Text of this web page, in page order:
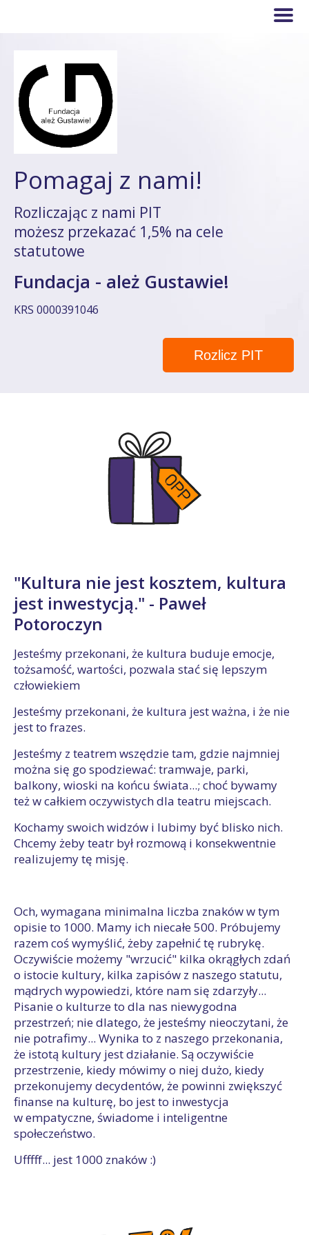
Pomagaj z nami!
Rozliczając z nami PIT
możesz przekazać 1,5% na cele
statutowe
Fundacja - ależ Gustawie!
KRS 0000391046
Rozlicz PIT
"Kultura nie jest kosztem, kultura
jest inwestycją." - Paweł
Potoroczyn
Jesteśmy przekonani, że kultura buduje emocje,
tożsamość, wartości, pozwala stać się lepszym
człowiekiem
Jesteśmy przekonani, że kultura jest ważna, i że nie
jest to frazes.
Jesteśmy z teatrem wszędzie tam, gdzie najmniej
można się go spodziewać: tramwaje, parki,
balkony, wioski na końcu świata...; choć bywamy
też w całkiem oczywistych dla teatru miejscach.
Kochamy swoich widzów i lubimy być blisko nich.
Chcemy żeby teatr był rozmową i konsekwentnie
realizujemy tę misję.
Och, wymagana minimalna liczba znaków w tym
opisie to 1000. Mamy ich niecałe 500. Próbujemy
razem coś wymyślić, żeby zapełnić tę rubrykę.
Oczywiście możemy "wrzucić" kilka okrągłych zdań
o istocie kultury, kilka zapisów z naszego statutu,
mądrych wypowiedzi, które nam się zdarzyły...
Pisanie o kulturze to dla nas niewygodna
przestrzeń; nie dlatego, że jesteśmy nieoczytani, że
nie potrafimy... Wynika to z naszego przekonania,
że istotą kultury jest działanie. Są oczywiście
przestrzenie, kiedy mówimy o niej dużo, kiedy
przekonujemy decydentów, że powinni zwiększyć
finanse na kulturę, bo jest to inwestycja
w empatyczne, świadome i inteligentne
społeczeństwo.
Ufffff... jest 1000 znaków :)